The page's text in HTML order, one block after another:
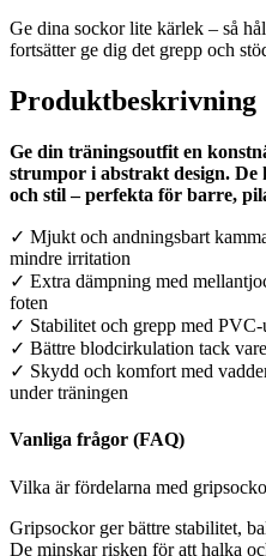
Ge dina sockor lite kärlek – så
fortsätter ge dig det grepp och
Produktbeskrivning
Ge din träningsoutfit en
strumpor i abstrakt design.
och stil – perfekta för barre,
✓ Mjukt och andningsbart
mindre irritation
✓ Extra dämpning med
foten
✓ Stabilitet och grepp med
✓ Bättre blodcirkulation tack
✓ Skydd och komfort med
under träningen
Vanliga frågor (FAQ)
Vilka är fördelarna med
Gripsockor ger bättre stabilitet,
De minskar risken för att halka